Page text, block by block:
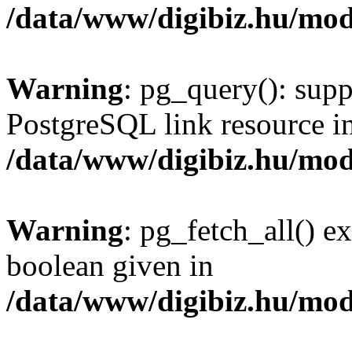
/data/www/digibiz.hu/
Warning: pg_query():
PostgreSQL link resource
/data/www/digibiz.hu/
Warning: pg_fetch_all()
boolean given in
/data/www/digibiz.hu/